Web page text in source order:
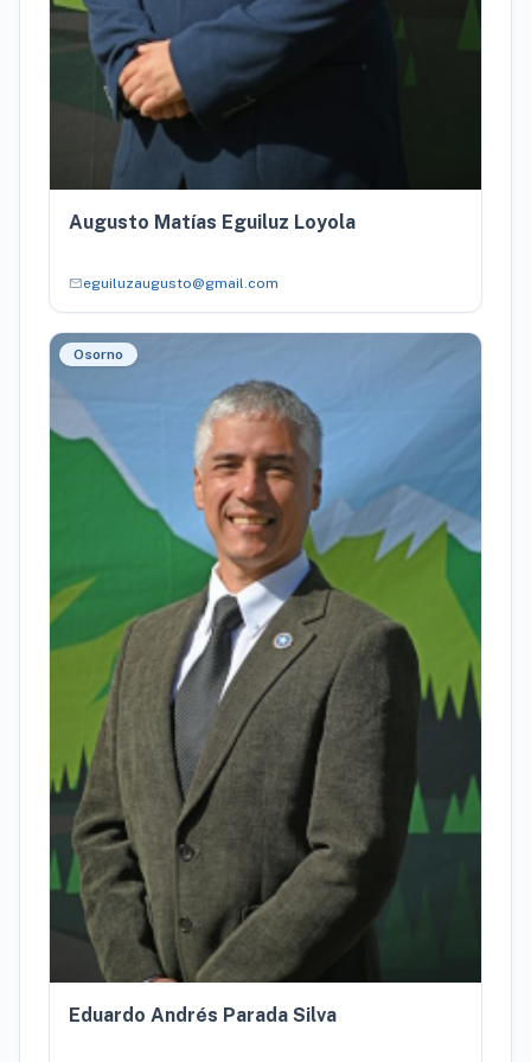
Augusto Matías Eguiluz Loyola
maileguiluzaugusto@gmail.com
Osorno
Eduardo Andrés Parada Silva